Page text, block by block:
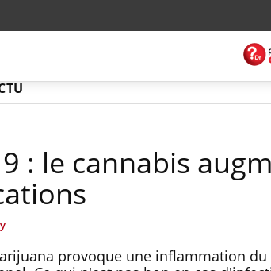
: le cannabis
provoque une inflammation du